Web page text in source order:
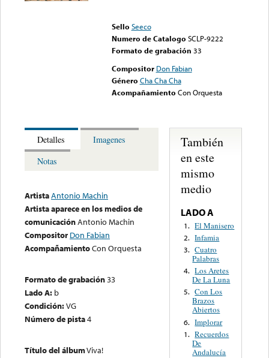
Sello Seeco
Numero de Catalogo SCLP-9222
Formato de grabación 33
Compositor Don Fabian
Género Cha Cha Cha
Acompañamiento Con Orquesta
Detalles
Imagenes
Notas
ArtistaAntonio Machin
Artista aparece en los medios de
comunicaciónAntonio Machin
Compositor Don Fabian
AcompañamientoCon Orquesta
Formato de grabación33
Lado A: b
Condición:VG
Número de pista4
Título del álbumViva!
También
en este
mismo
medio
LADO A
1. El Manisero
2. Infamia
3. Cuatro
Palabras
4. Los Aretes
De La Luna
5. Con Los
Brazos
Abiertos
6. Implorar
1. Recuerdos
De
Andalucía